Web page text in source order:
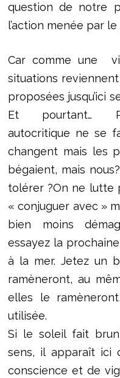
question de notre
l’action menée par le
Car comme une
situations
proposées jusqu’ici
Et pourtant…
autocritique ne se
changent mais les
bégaient, mais
tolérer ?On ne lutte
« conjuguer avec »
bien moins
essayez la
à la mer. Jetez un
ramèneront, au
elles le
utilisée.
Si le soleil fait
sens, il apparaît ici
conscience et de